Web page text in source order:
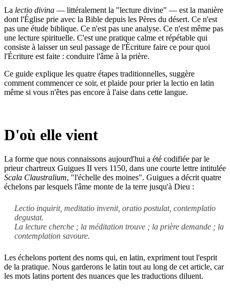
La lectio divina — littéralement la "lecture divine" — est la manière
dont l'Église prie avec la Bible depuis les Pères du désert. Ce n'est
pas une étude biblique. Ce n'est pas une analyse. Ce n'est même pas
une lecture spirituelle. C'est une pratique calme et répétable qui
consiste à laisser un seul passage de l'Écriture faire ce pour quoi
l'Écriture est faite : conduire l'âme à la prière.
Ce guide explique les quatre étapes traditionnelles, suggère
comment commencer ce soir, et plaide pour prier la lectio en latin
même si vous n'êtes pas encore à l'aise dans cette langue.
D'où elle vient
La forme que nous connaissons aujourd'hui a été codifiée par le
prieur chartreux Guigues II vers 1150, dans une courte lettre intitulée
Scala Claustralium, "l'échelle des moines". Guigues a décrit quatre
échelons par lesquels l'âme monte de la terre jusqu'à Dieu :
Lectio inquirit, meditatio invenit, oratio postulat, contemplatio
degustat.
La lecture cherche ; la méditation trouve ; la prière demande ; la
contemplation savoure.
Les échelons portent des noms qui, en latin, expriment tout l'esprit
de la pratique. Nous garderons le latin tout au long de cet article, car
les mots latins portent des nuances que les traductions diluent.